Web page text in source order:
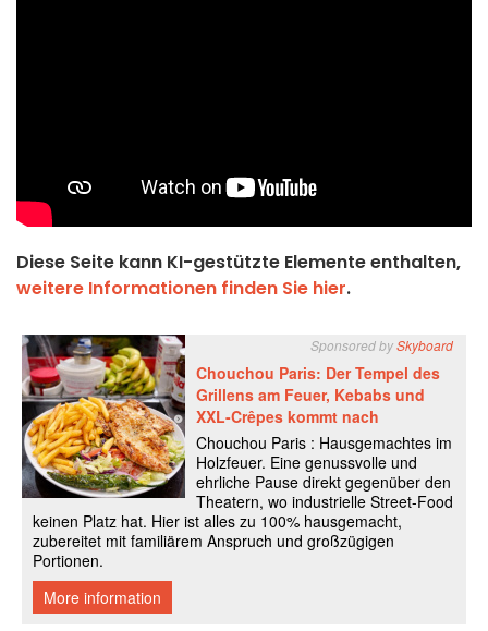
Diese Seite kann KI-gestützte Elemente enthalten,
weitere Informationen finden Sie hier.